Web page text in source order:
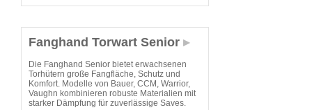
Fanghand Torwart Senior
Die Fanghand Senior bietet erwachsenen
Torhütern große Fangfläche, Schutz und
Komfort. Modelle von Bauer, CCM, Warrior,
Vaughn kombinieren robuste Materialien mit
starker Dämpfung für zuverlässige Saves.